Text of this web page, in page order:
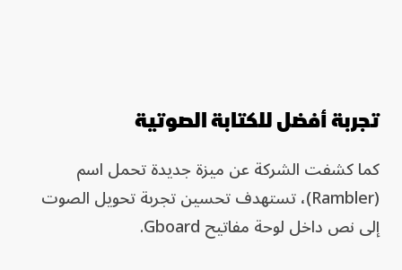
تجربة أفضل للكتابة الصوتية
كما كشفت الشركة عن ميزة جديدة تحمل اسم
(Rambler)، تستهدف تحسين تجربة تحويل الصوت
إلى نص داخل لوحة مفاتيح Gboard.